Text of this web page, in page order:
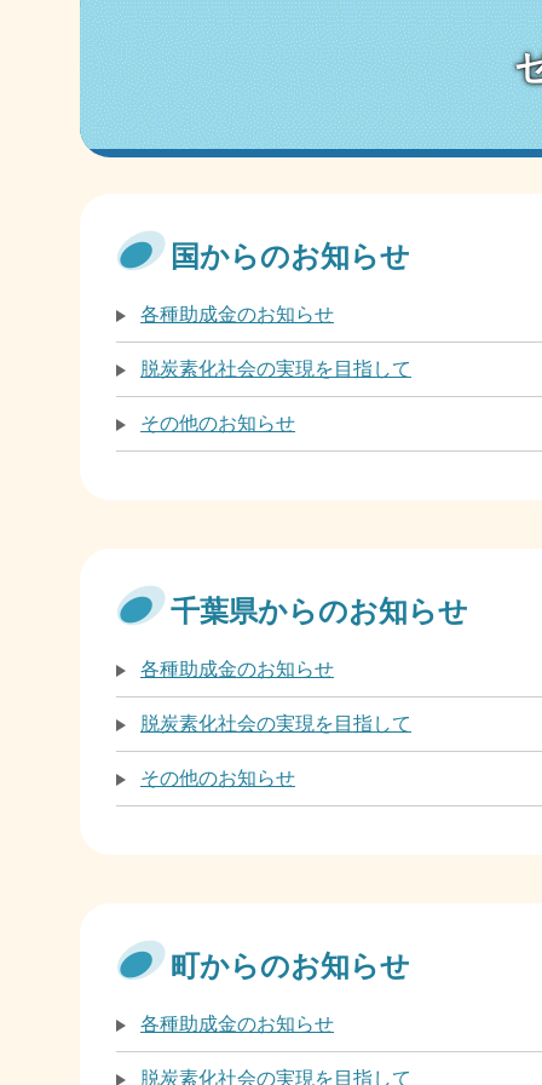
国からのお知らせ
各種助成金のお知らせ
脱炭素化社会の実現を目指して
その他のお知らせ
千葉県からのお知らせ
各種助成金のお知らせ
脱炭素化社会の実現を目指して
その他のお知らせ
町からのお知らせ
各種助成金のお知らせ
脱炭素化社会の実現を目指して